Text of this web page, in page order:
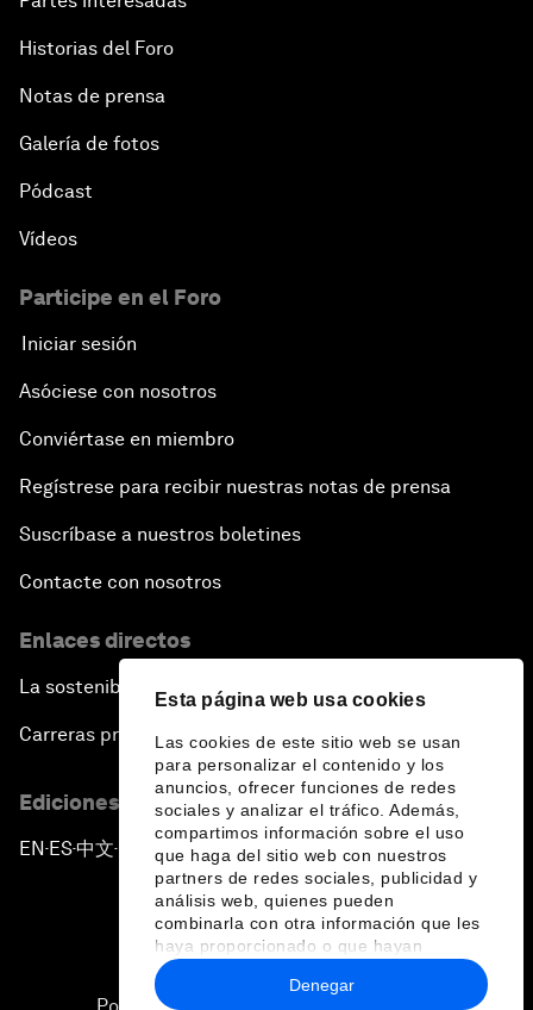
Esta página web usa cookies
Las cookies de este sitio web se usan
para personalizar el contenido y los
anuncios, ofrecer funciones de redes
sociales y analizar el tráfico. Además,
compartimos información sobre el uso
que haga del sitio web con nuestros
partners de redes sociales, publicidad y
análisis web, quienes pueden
combinarla con otra información que les
haya proporcionado o que hayan
recopilado a partir del uso que haya
hecho de sus servicios.
Denegar
Historias del Foro
Notas de prensa
Galería de fotos
Pódcast
Vídeos
Participe en el Foro
Iniciar sesión
Asóciese con nosotros
Conviértase en miembro
Regístrese para recibir nuestras notas de prensa
Suscríbase a nuestros boletines
Contacte con nosotros
Enlaces directos
La sostenibilidad en el Foro
Carreras profesionales
Ediciones en otros idiomas
EN ▪ES▪中文▪ 日本語